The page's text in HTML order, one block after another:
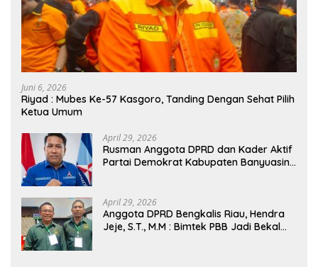
Juni 6, 2026
Riyad : Mubes Ke-57 Kasgoro, Tanding Dengan Sehat Pilih
Ketua Umum
April 29, 2026
Rusman Anggota DPRD dan Kader Aktif
Partai Demokrat Kabupaten Banyuasin
April 29, 2026
Anggota DPRD Bengkalis Riau, Hendra
Jeje, S.T., M.M : Bimtek PBB Jadi Bekal